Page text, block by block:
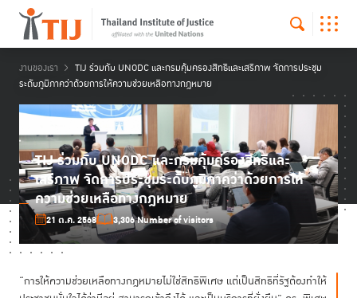
งานของเรา
TIJ ร่วมกับ UNODC และกรมคุ้มครองสิทธิและเสรีภาพ จัดการประชุม
ระดับภูมิภาคว่าด้วยการให้ความช่วยเหลือทางกฎหมาย
TIJ ร่วมกับ UNODC และกรมคุ้มครองสิทธิและ
เสรีภาพ จัดการประชุมระดับภูมิภาคว่าด้วยการให้
ความช่วยเหลือทางกฎหมาย
21 ต.ค. 2568 3,306 Number of visitors
“การให้ความช่วยเหลือทางกฎหมายไม่ใช่สิทธิพิเศษ แต่เป็นสิทธิที่รัฐต้องทำให้